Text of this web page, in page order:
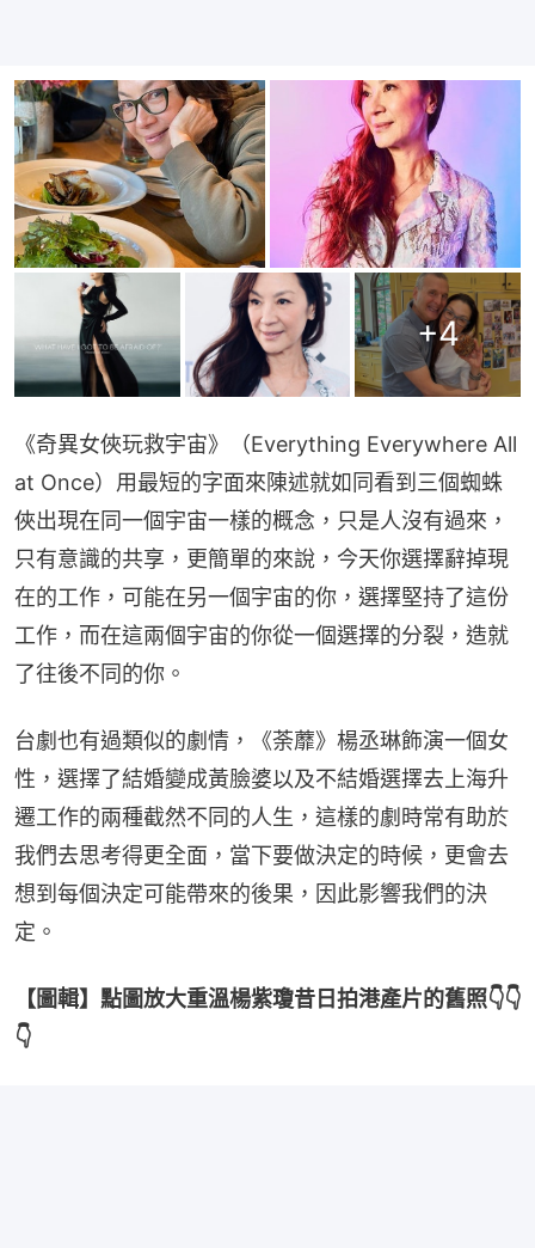
+4
《奇異女俠玩救宇宙》（Everything Everywhere All
at Once）用最短的字面來陳述就如同看到三個蜘蛛
俠出現在同一個宇宙一樣的概念，只是人沒有過來，
只有意識的共享，更簡單的來說，今天你選擇辭掉現
在的工作，可能在另一個宇宙的你，選擇堅持了這份
工作，而在這兩個宇宙的你從一個選擇的分裂，造就
了往後不同的你。
台劇也有過類似的劇情，《荼蘼》楊丞琳飾演一個女
性，選擇了結婚變成黃臉婆以及不結婚選擇去上海升
遷工作的兩種截然不同的人生，這樣的劇時常有助於
我們去思考得更全面，當下要做決定的時候，更會去
想到每個決定可能帶來的後果，因此影響我們的決
定。
【圖輯】點圖放大重溫楊紫瓊昔日拍港產片的舊照👇👇
👇